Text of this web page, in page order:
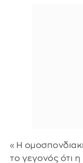
«Η
το γεγονός ότι